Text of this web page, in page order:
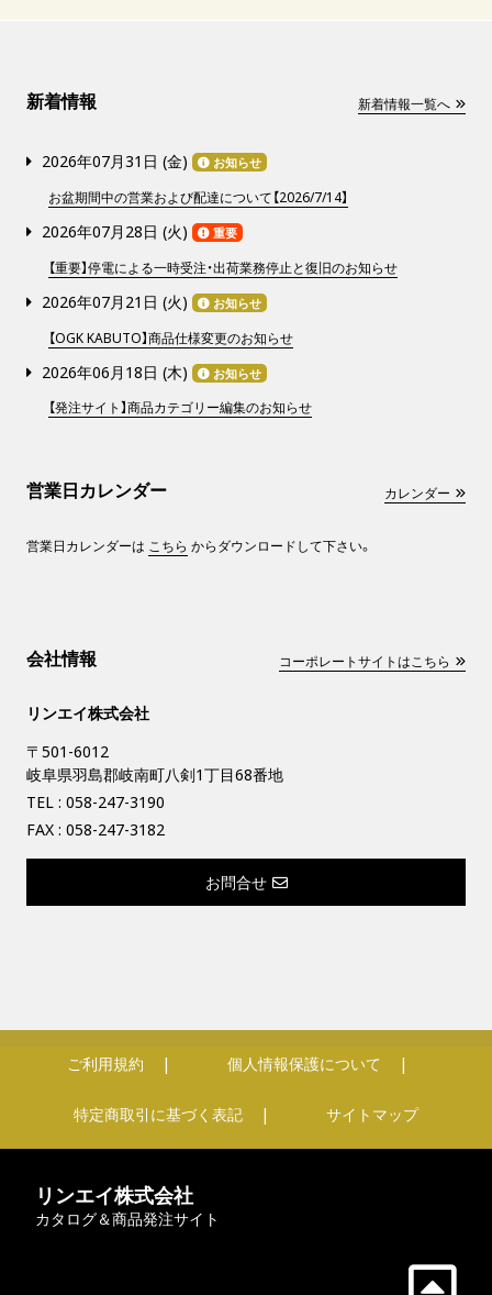
新着情報 新着情報一覧へ
2026年07月31日 (金) お知らせ
お盆期間中の営業および配達について【2026/7/14】
2026年07月28日 (火) 重要
【重要】停電による一時受注・出荷業務停止と復旧のお知らせ
2026年07月21日 (火) お知らせ
【OGK KABUTO】商品仕様変更のお知らせ
2026年06月18日 (木) お知らせ
【発注サイト】商品カテゴリー編集のお知らせ
営業日カレンダー カレンダー
営業日カレンダーは こちら からダウンロードして下さい。
会社情報 コーポレートサイトはこちら
リンエイ株式会社
〒501-6012
岐阜県羽島郡岐南町八剣1丁目68番地
TEL : 058-247-3190
FAX : 058-247-3182
お問合せ
ご利用規約 個人情報保護について
特定商取引に基づく表記 サイトマップ
リンエイ株式会社
カタログ＆商品発注サイト